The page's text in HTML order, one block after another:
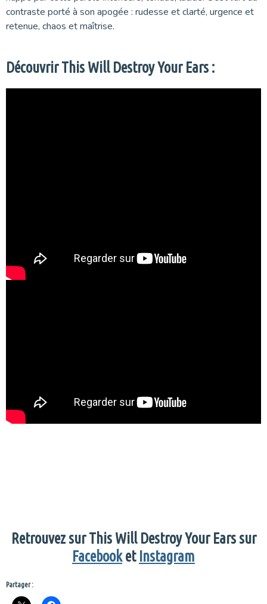
contraste porté à son apogée : rudesse et clarté, urgence et
retenue, chaos et maîtrise.
Découvrir This Will Destroy Your Ears :
Retrouvez sur This Will Destroy Your Ears sur
Facebooket Instagram
Partager :